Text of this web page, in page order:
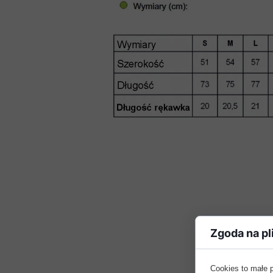
Zgoda na
Cookies to małe